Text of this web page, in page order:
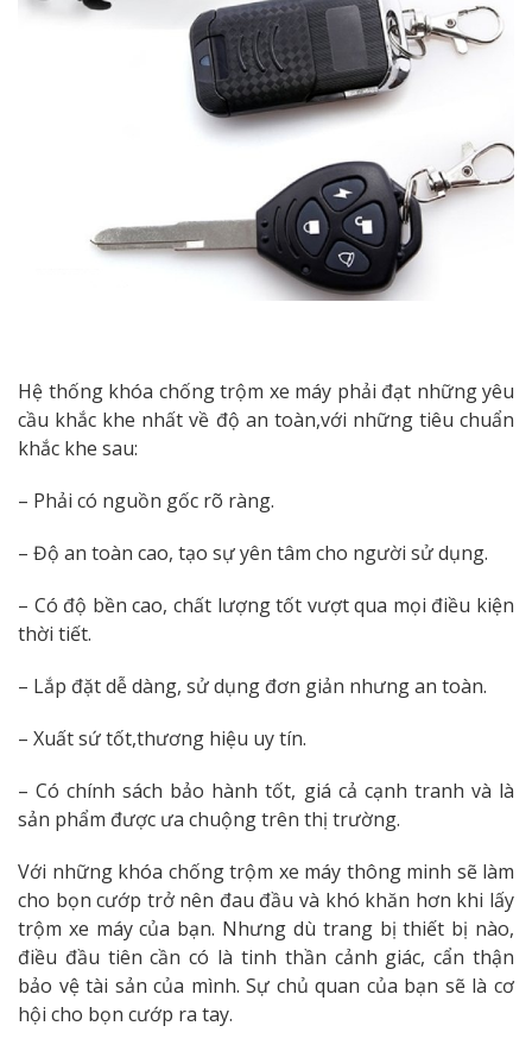
Hệ thống khóa chống trộm xe máy phải đạt những yêu
cầu khắc khe nhất về độ an toàn,với những tiêu chuẩn
khắc khe sau:
– Phải có nguồn gốc rõ ràng.
– Độ an toàn cao, tạo sự yên tâm cho người sử dụng.
– Có độ bền cao, chất lượng tốt vượt qua mọi điều kiện
thời tiết.
– Lắp đặt dễ dàng, sử dụng đơn giản nhưng an toàn.
– Xuất sứ tốt,thương hiệu uy tín.
– Có chính sách bảo hành tốt, giá cả cạnh tranh và là
sản phẩm được ưa chuộng trên thị trường.
Với những khóa chống trộm xe máy thông minh sẽ làm
cho bọn cướp trở nên đau đầu và khó khăn hơn khi lấy
trộm xe máy của bạn. Nhưng dù trang bị thiết bị nào,
điều đầu tiên cần có là tinh thần cảnh giác, cẩn thận
bảo vệ tài sản của mình. Sự chủ quan của bạn sẽ là cơ
hội cho bọn cướp ra tay.